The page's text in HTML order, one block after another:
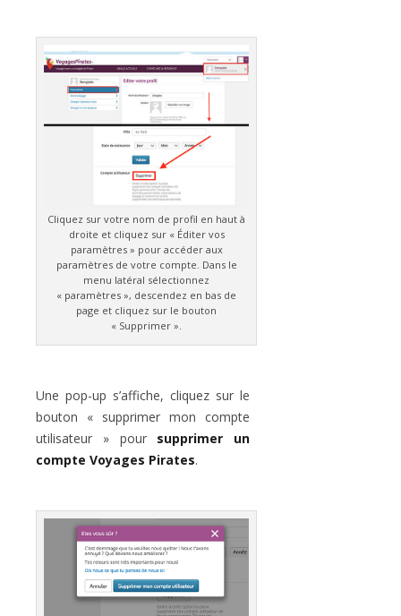
Cliquez sur votre nom de profil en haut à
droite et cliquez sur « Éditer vos
paramètres » pour accéder aux
paramètres de votre compte. Dans le
menu latéral sélectionnez
« paramètres », descendez en bas de
page et cliquez sur le bouton
« Supprimer ».
Une pop-up s’affiche, cliquez sur le
bouton « supprimer mon compte
utilisateur » pour supprimer un
compte Voyages Pirates.